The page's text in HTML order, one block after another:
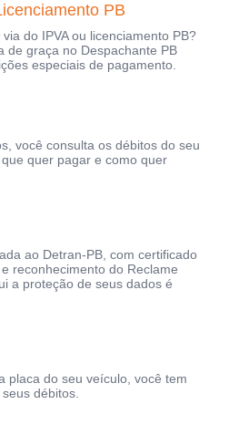
PB
do IPVA ou licenciamento PB?
de graça no Despachante PB
especiais de pagamento.
você consulta os débitos do seu
quer pagar e como quer
ao Detran-PB, com certificado
reconhecimento do Reclame
a proteção de seus dados é
placa do seu veículo, você tem
débitos.